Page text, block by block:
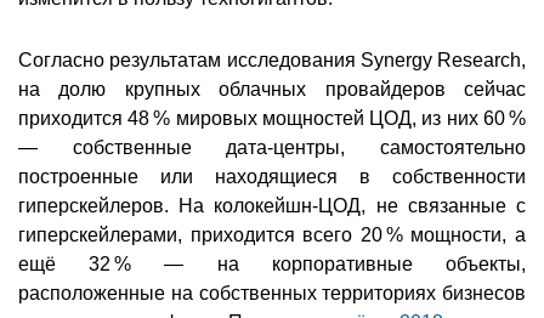
Согласно результатам исследования Synergy Research,
на долю крупных облачных провайдеров сейчас
приходится 48 % мировых мощностей ЦОД, из них 60 %
— собственные дата-центры, самостоятельно
построенные или находящиеся в собственности
гиперскейлеров. На колокейшн-ЦОД, не связанные с
гиперскейлерами, приходится всего 20 % мощности, а
ещё 32 % — на корпоративные объекты,
расположенные на собственных территориях бизнесов